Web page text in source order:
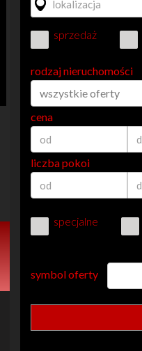
sprzedaż
rodzaj nieruchomości
wszystkie oferty
cena
liczba pokoi
specjalne
symbol oferty